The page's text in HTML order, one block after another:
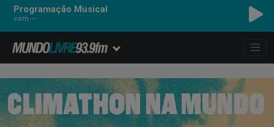
Programação Musical
com ---
CLIMATHON NA MUNDO